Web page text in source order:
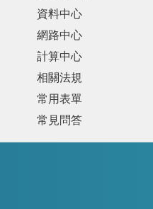
資料中心
網路中心
計算中心
相關法規
常用表單
常見問答